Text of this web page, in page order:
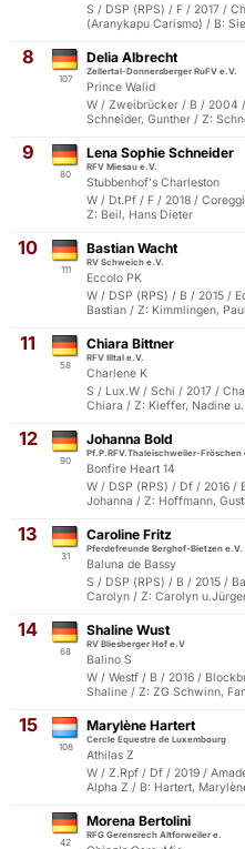
S / DSP (RPS) / F / 2017 /
(Aranykapu Carismo) / B:
8
107
Delia Albrecht
Zellertal-Donnersberger RuFV e.V.
Prince Walid
W / Zweibrücker / B / 2004
Schneider, Gunther / Z:
9
80
Lena Sophie Schneider
RFV Miesau e.V.
Stubbenhof's Charleston
W / Dt.Pf / F / 2018 /
Z: Beil, Hans Dieter
10
111
Bastian Wacht
RV Schweich e.V.
Eccolo PK
W / DSP (RPS) / B / 2015 /
Bastian / Z: Kimmlingen, Paul
11
58
Chiara Bittner
RFV Illtal e.V.
Charlene K
S / Lux.W / Schi / 2017 /
Chiara / Z: Kieffer, Nadine
12
90
Johanna Bold
Pf.P.RFV.Thaleischweiler-Fröschen
Bonfire Heart 14
W / DSP (RPS) / Df / 2016 /
Johanna / Z: Hoffmann,
13
31
Caroline Fritz
Pferdefreunde Berghof-Bietzen e.V.
Baluna de Bassy
S / DSP (RPS) / B / 2015 /
Carolyn / Z: Carolyn
14
68
Shaline Wust
RV Bliesberger Hof e.V
Balino S
W / Westf / B / 2016 /
Shaline / Z: ZG Schwinn,
15
108
Marylène Hartert
Cercle Equestre de Luxembourg
Athilas Z
W / Z.Rpf / Df / 2019 /
Alpha Z / B: Hartert,
42
Morena Bertolini
RFG Gerensrech Altforweiler e.